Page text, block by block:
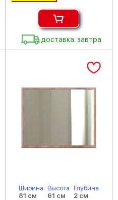
доставка: завтра
Ширина
81 см
Высота
61 см
Глубина
2 см